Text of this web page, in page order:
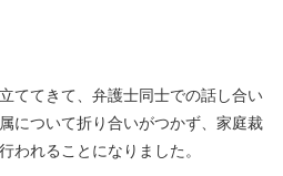
ててきて、弁護士同士での話し合い
について折り合いがつかず、家庭裁
われることになりました。